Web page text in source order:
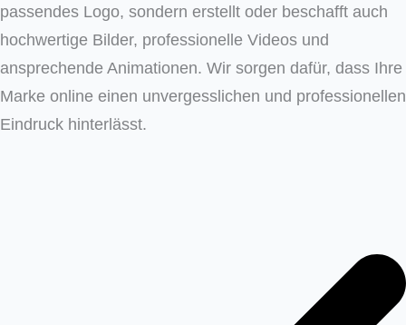
passendes Logo, sondern erstellt oder beschafft auch
hochwertige Bilder, professionelle Videos und
ansprechende Animationen. Wir sorgen dafür, dass Ihre
Marke online einen unvergesslichen und professionellen
Eindruck hinterlässt.